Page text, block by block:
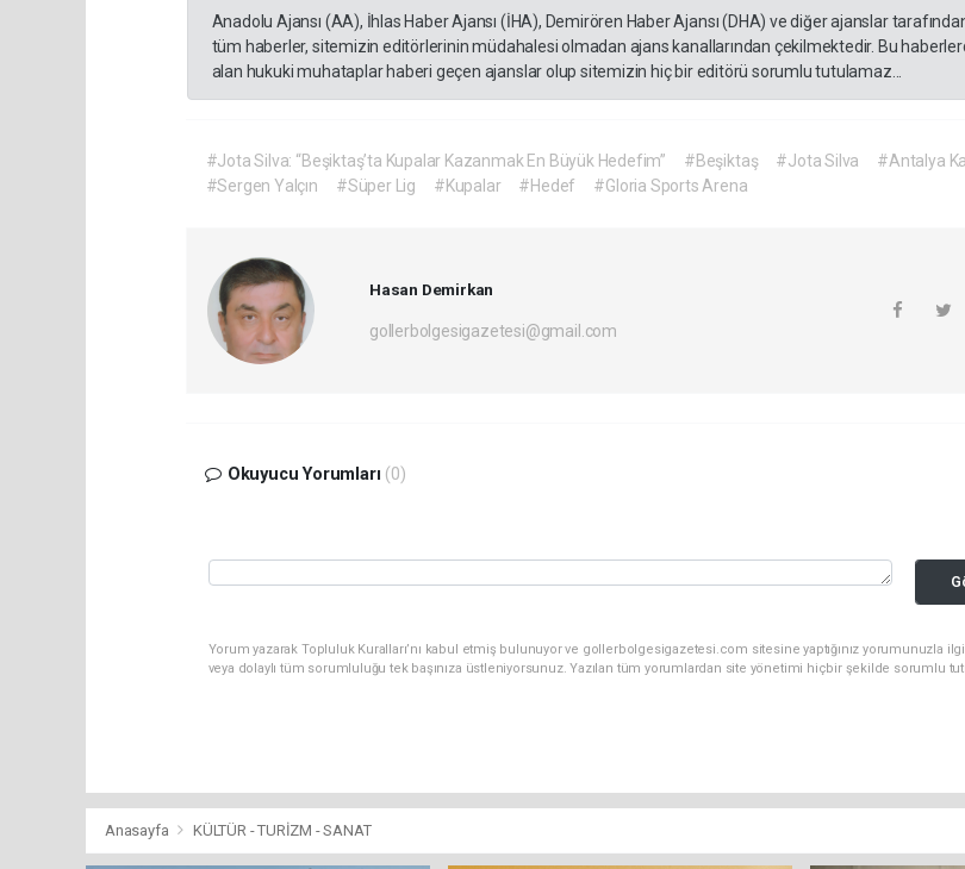
Anadolu Ajansı (AA), İhlas Haber Ajansı (İHA), Demirören Haber Ajansı (DHA) ve diğer ajanslar
tüm haberler, sitemizin editörlerinin müdahalesi olmadan ajans kanallarından çekilmektedir. Bu
alan hukuki muhataplar haberi geçen ajanslar olup sitemizin hiç bir editörü sorumlu tutulamaz...
#Jota Silva: “Beşiktaş’ta Kupalar Kazanmak En Büyük Hedefim” #Beşiktaş #Jota Silva
#Antalya
#Sergen Yalçın
#Süper Lig #Kupalar #Hedef #Gloria Sports Arena
Hasan Demirkan
gollerbolgesigazetesi@gmail.com
Okuyucu Yorumları (0)
Yorum yazarak Topluluk Kuralları’nı kabul etmiş bulunuyor ve gollerbolgesigazetesi.com sitesine yaptığınız yorumunuzla
veya dolaylı tüm sorumluluğu tek başınıza üstleniyorsunuz. Yazılan tüm yorumlardan site yönetimi hiçbir şekilde sorumlu
Anasayfa KÜLTÜR - TURİZM - SANAT